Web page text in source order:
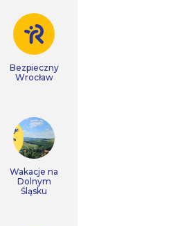
Bezpieczny
Wrocław
Wakacje na
Dolnym
Śląsku